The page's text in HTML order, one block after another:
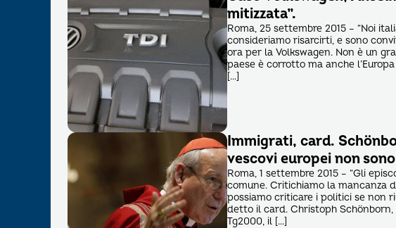
mitizzata”.
Roma, 25 settembre 2015 – “Noi
consideriamo risarcirti, e sono
ora per la Volkswagen. Non è un
paese è corrotto ma anche
[…]
Immigrati, card.
vescovi europei non
Roma, 1 settembre 2015 – “Gli
comune. Critichiamo la mancanza
possiamo criticare i politici se non
detto il card. Christoph Schönborn,
Tg2000, il […]